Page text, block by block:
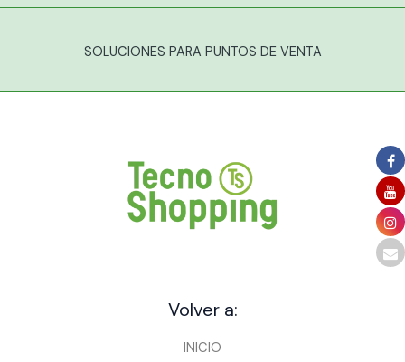
SOLUCIONES PARA PUNTOS DE VENTA
Volver a:
INICIO